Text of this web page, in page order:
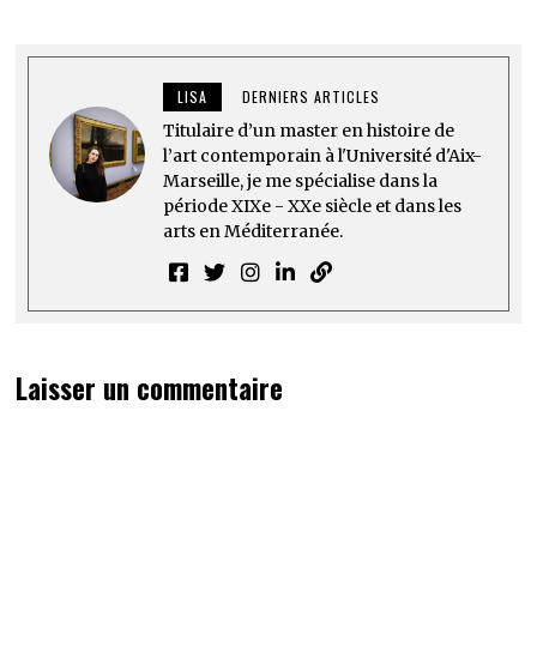
LISA DERNIERS ARTICLES
Titulaire d’un master en histoire de
l’art contemporain à l'Université d'Aix-
Marseille, je me spécialise dans la
période XIXe - XXe siècle et dans les
arts en Méditerranée.
Laisser un commentaire